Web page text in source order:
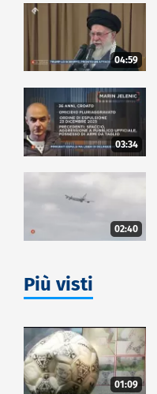
04:59
03:34
02:40
Più visti
01:09